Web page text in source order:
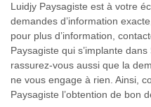
Luidjy Paysagiste est à votre
demandes d’information
pour plus d’information,
Paysagiste qui s’implante
rassurez-vous aussi que la
ne vous engage à rien. Ainsi,
Paysagiste l’obtention de bon